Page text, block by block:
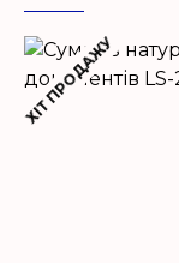
ХІТ ПРОДАЖУ